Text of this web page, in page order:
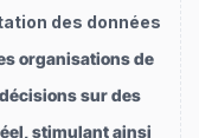
des données
organisations de
sur des
stimulant ainsi